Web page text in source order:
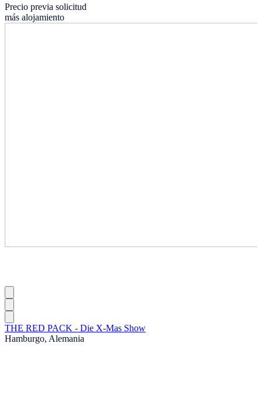
Precio previa solicitud
más alojamiento
THE RED PACK - Die X-Mas Show
Hamburgo, Alemania